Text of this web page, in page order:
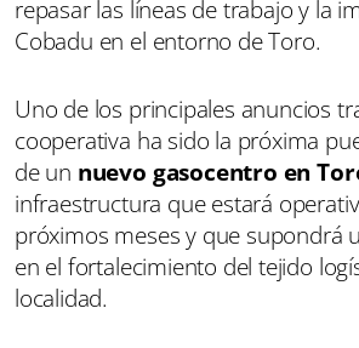
repasar las líneas de trabajo y la
Cobadu en el entorno de Toro.
Uno de los principales anuncios
cooperativa ha sido la próxima
de un nuevo gasocentro en
infraestructura que estará
próximos meses y que supondrá
en el fortalecimiento del tejido
localidad.